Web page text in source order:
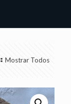
Mostrar Todos